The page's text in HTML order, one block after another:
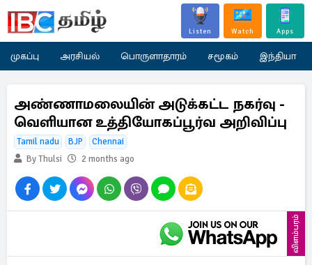
Listen Watch Apps
முகப்பு அரசியல் பொருளாதாரம் சமூகம் இந்தியா
அண்ணாமலையின் அடுக்கட்ட நகர்வு -
வெளியான உத்தியோகப்பூர்வ அறிவிப்பு
Tamil nadu BJP
Chennai
By Thulsi
2 months ago
விளம்பரம்